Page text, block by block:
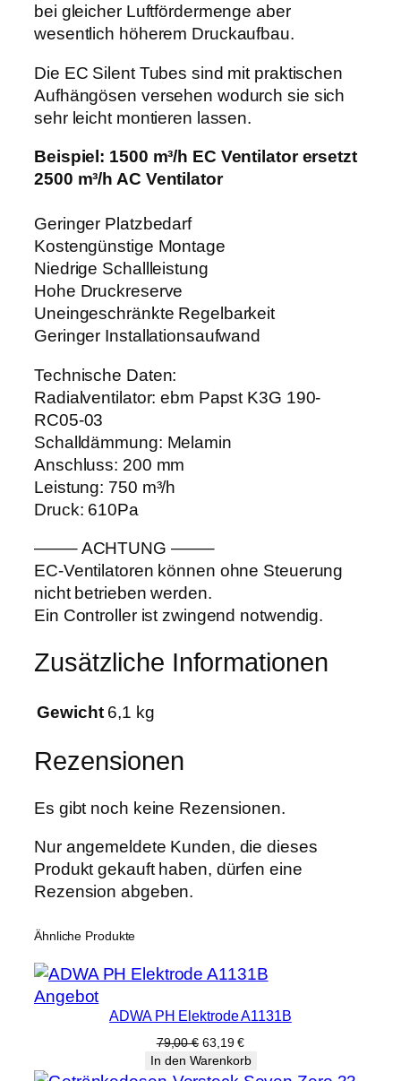
bei gleicher Luftfördermenge aber
wesentlich höherem Druckaufbau.
Die EC Silent Tubes sind mit praktischen
Aufhängösen versehen wodurch sie sich
sehr leicht montieren lassen.
Beispiel: 1500 m³/h EC Ventilator ersetzt
2500 m³/h AC Ventilator
Geringer Platzbedarf
Kostengünstige Montage
Niedrige Schallleistung
Hohe Druckreserve
Uneingeschränkte Regelbarkeit
Geringer Installationsaufwand
Technische Daten:
Radialventilator: ebm Papst K3G 190-
RC05-03
Schalldämmung: Melamin
Anschluss: 200 mm
Leistung: 750 m³/h
Druck: 610Pa
——– ACHTUNG ——–
EC-Ventilatoren können ohne Steuerung
nicht betrieben werden.
Ein Controller ist zwingend notwendig.
Zusätzliche Informationen
Gewicht 6,1 kg
Rezensionen
Es gibt noch keine Rezensionen.
Nur angemeldete Kunden, die dieses
Produkt gekauft haben, dürfen eine
Rezension abgeben.
Ähnliche Produkte
AngebotProdukt
im
Angebot
ADWA PH Elektrode A1131B
79,00€ Ursprünglicher
Preis
war:
63,19€Aktueller
Preis
ist:
In den Warenkorb